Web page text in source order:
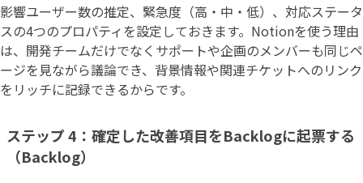
影響ユーザー数の推定、緊急度（高・中・低）、対応ステータ
スの4つのプロパティを設定しておきます。Notionを使う理由
は、開発チームだけでなくサポートや企画のメンバーも同じペ
ージを見ながら議論でき、背景情報や関連チケットへのリンク
をリッチに記録できるからです。
ステップ 4：確定した改善項目をBacklogに起票する
（Backlog）